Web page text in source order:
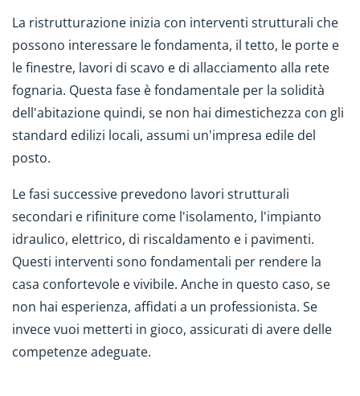
La ristrutturazione inizia con interventi strutturali che
possono interessare le fondamenta, il tetto, le porte e
le finestre, lavori di scavo e di allacciamento alla rete
fognaria. Questa fase è fondamentale per la solidità
dell'abitazione quindi, se non hai dimestichezza con gli
standard edilizi locali, assumi un'impresa edile del
posto.
Le fasi successive prevedono lavori strutturali
secondari e rifiniture come l'isolamento, l'impianto
idraulico, elettrico, di riscaldamento e i pavimenti.
Questi interventi sono fondamentali per rendere la
casa confortevole e vivibile. Anche in questo caso, se
non hai esperienza, affidati a un professionista. Se
invece vuoi metterti in gioco, assicurati di avere delle
competenze adeguate.